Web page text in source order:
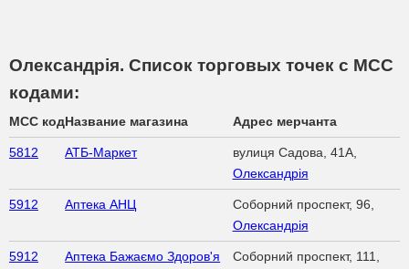
Олександрія. Список торговых точек с МСС
кодами:
MCC кодНазвание магазина Адрес мерчанта
5812 АТБ-Маркет
вулиця Садова, 41А,
Олександрія
5912 Аптека АНЦ
Соборний проспект, 96,
Олександрія
5912 Аптека Бажаємо Здоров'я Соборний проспект, 111,